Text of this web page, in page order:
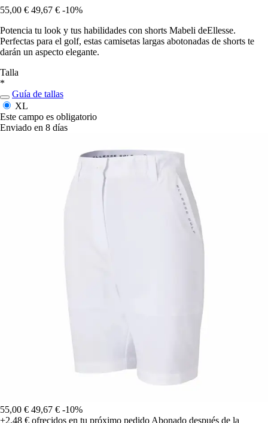
55,00 € 49,67 € -10%
Potencia tu look y tus habilidades con shorts Mabeli deEllesse.
Perfectas para el golf, estas camisetas largas abotonadas de shorts te
darán un aspecto elegante.
Talla
*
Guía de tallas
XL
Este campo es obligatorio
Enviado en 8 días
55,00 € 49,67 € -10%
+2,48 € ofrecidos en tu próximo pedido Abonado después de la